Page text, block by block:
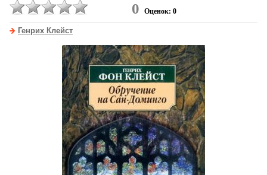
0 Оценок: 0
Генрих Клейст